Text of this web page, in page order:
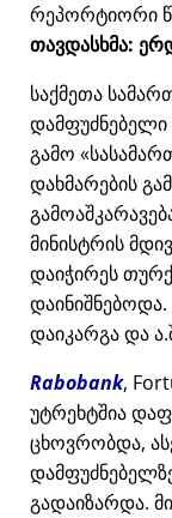
რეპორტიორი
თავდასხმა:
საქმეთა
დამფუძნებელი
გამო
დახმარების
მინისტრის
დაიჭირეს
დაიკარგა და
Rabobank,
უტრეხტშია
ცხოვრობდა,
გადაიზარდა.